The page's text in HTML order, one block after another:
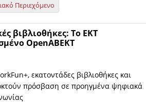
Περιεχόμενο
βιβλιοθήκες: Το ΕΚΤ
OpenABEKT
εκατοντάδες βιβλιοθήκες και
πρόσβαση σε προηγμένα ψηφιακά